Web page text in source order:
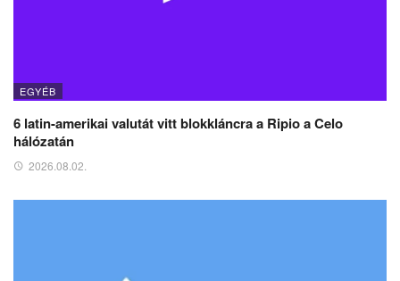
EGYÉB
6 latin-amerikai valutát vitt blokkláncra a Ripio a Celo
hálózatán
2026.08.02.